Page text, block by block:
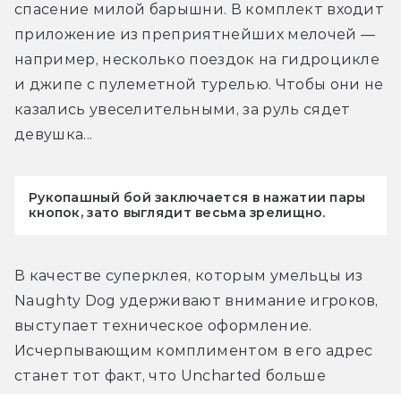
спасение милой барышни. В комплект входит
приложение из преприятнейших мелочей —
например, несколько поездок на гидроцикле
и джипе с пулеметной турелью. Чтобы они не
казались увеселительными, за руль сядет
девушка...
Рукопашный бой заключается в нажатии пары
кнопок, зато выглядит весьма зрелищно.
В качестве суперклея, которым умельцы из
Naughty Dog удерживают внимание игроков,
выступает техническое оформление.
Исчерпывающим комплиментом в его адрес
станет тот факт, что Uncharted больше